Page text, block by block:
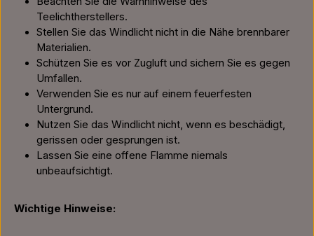
Teelichtherstellers.
Stellen Sie das Windlicht nicht in die Nähe brennbarer
Materialien.
Schützen Sie es vor Zugluft und sichern Sie es gegen
Umfallen.
Verwenden Sie es nur auf einem feuerfesten
Untergrund.
Nutzen Sie das Windlicht nicht, wenn es beschädigt,
gerissen oder gesprungen ist.
Lassen Sie eine offene Flamme niemals
unbeaufsichtigt.
Wichtige Hinweise: